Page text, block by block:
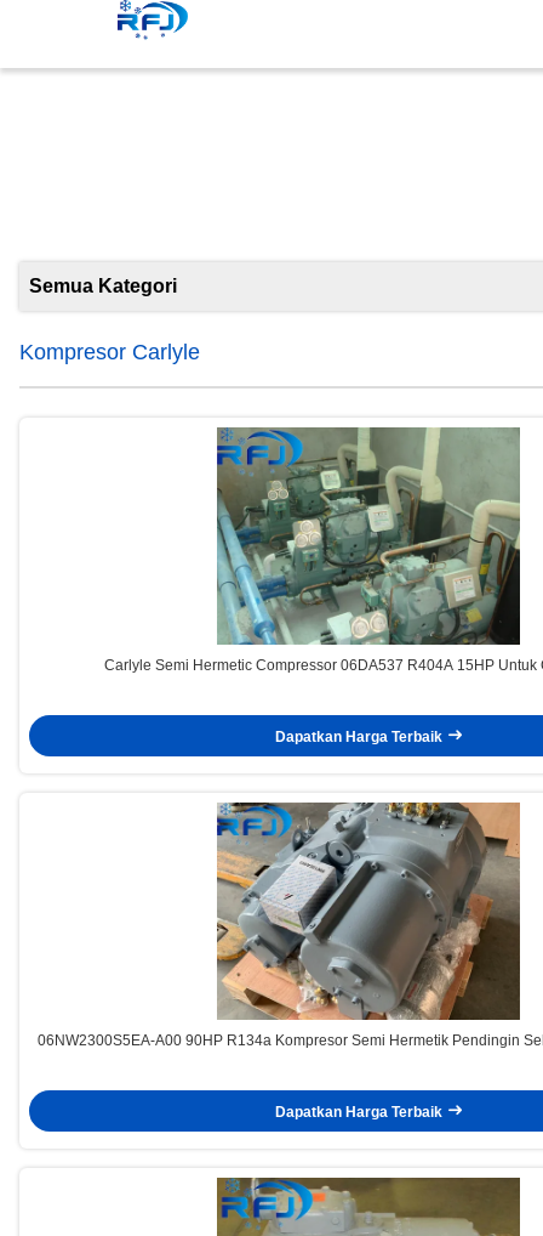
Semua Kategori
Kompresor Carlyle
Carlyle Semi Hermetic Compressor 06DA537 R404A 15HP Untuk
Dapatkan Harga Terbaik
06NW2300S5EA-A00 90HP R134a Kompresor Semi Hermetik Pendingin
Dapatkan Harga Terbaik